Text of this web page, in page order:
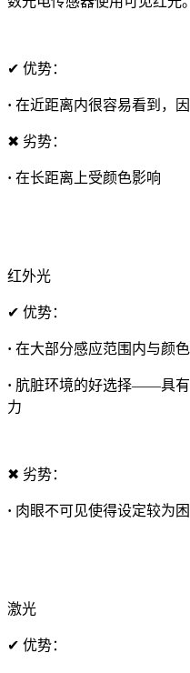
✔ 优势：
· 在近距离内很容易看到，
✖ 劣势：
· 在长距离上受颜色影响
红外光
✔ 优势：
· 在大部分感应范围内与颜
· 肮脏环境的好选择——具有
力
✖ 劣势：
· 肉眼不可见使得设定较为
激光
✔ 优势：